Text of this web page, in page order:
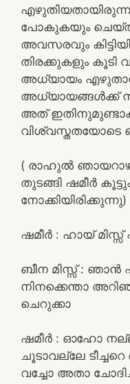
പോകുകയും ചെയ്തു
അവസരവും
തിരക്കുകളും
അധ്യായം
അധ്യായങ്ങൾക്ക്
അത്
( രാഹുൽ
തുടങ്ങി ഷമീർ
നോക്കിയിരിക്കുന്നു)
ഷമീർ : ഹായ് മിസ്സ്
ബീന മിസ്സ് : ഞാൻ
നിനക്കെന്താ
ചെറുക്കാ
ഷമീർ : ഓഹോ
ചൂടാവല്ലേ
വച്ചോ അതാ